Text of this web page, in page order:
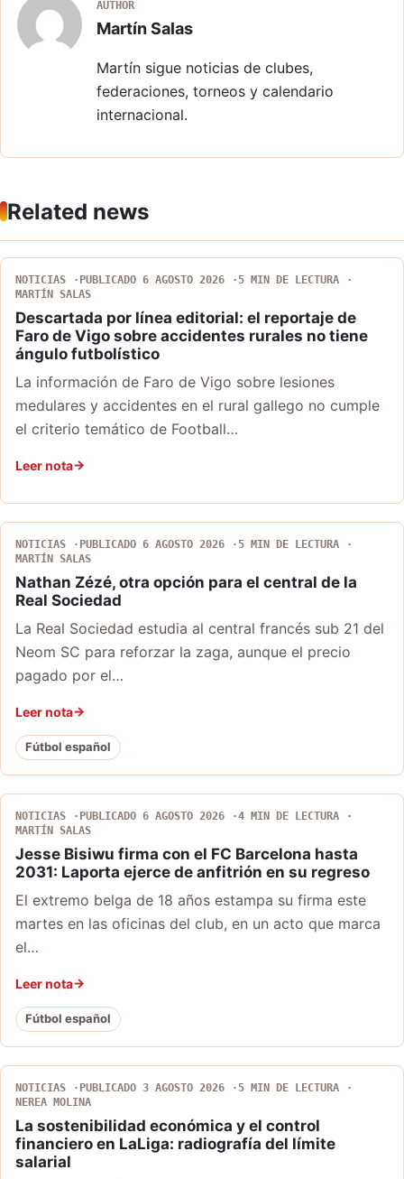
AUTHOR
Martín Salas
Martín sigue noticias de clubes,
federaciones, torneos y calendario
internacional.
Related news
NOTICIAS PUBLICADO 6 AGOSTO 2026
5 MIN DE LECTURA
MARTÍN SALAS
Descartada por línea editorial: el reportaje de
Faro de Vigo sobre accidentes rurales no tiene
ángulo futbolístico
La información de Faro de Vigo sobre lesiones
medulares y accidentes en el rural gallego no cumple
el criterio temático de Football…
Leer nota
NOTICIAS PUBLICADO 6 AGOSTO 2026
5 MIN DE LECTURA
MARTÍN SALAS
Nathan Zézé, otra opción para el central de la
Real Sociedad
La Real Sociedad estudia al central francés sub 21 del
Neom SC para reforzar la zaga, aunque el precio
pagado por el…
Leer nota
Fútbol español
NOTICIAS PUBLICADO 6 AGOSTO 2026
4 MIN DE LECTURA
MARTÍN SALAS
Jesse Bisiwu firma con el FC Barcelona hasta
2031: Laporta ejerce de anfitrión en su regreso
El extremo belga de 18 años estampa su firma este
martes en las oficinas del club, en un acto que marca
el…
Leer nota
Fútbol español
NOTICIAS PUBLICADO 3 AGOSTO 2026
5 MIN DE LECTURA
NEREA MOLINA
La sostenibilidad económica y el control
financiero en LaLiga: radiografía del límite
salarial